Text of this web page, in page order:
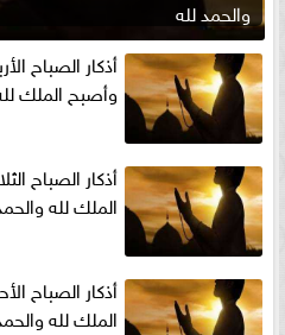
والحمد لله
وأصبح الملك
الملك لله
الملك لله